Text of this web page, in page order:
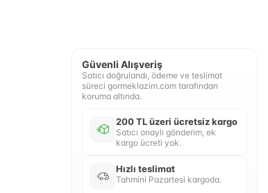
Güvenli Alışveriş
Satıcı doğrulandı, ödeme ve teslimat
süreci gormeklazim.com tarafından
koruma altında.
200 TL üzeri ücretsiz kargo
Satıcı onaylı gönderim, ek
kargo ücreti yok.
Hızlı teslimat
Tahmini Pazartesi kargoda.